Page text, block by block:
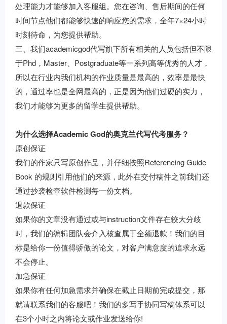
处理能力才能够加入客服组。您在咨询、售后期间的任何
时间节点他们都能够快速的响应您的需求，全年7×24小时
时刻待命，为您提供帮助。
三、我们academicgod代写旗下所有相关的人员包括但不限
于Phd，Master、Postgraduate等一系列高等优秀的人才，
所以在行业内我们机构的作业质量是最高的，效率是最快
的，通过率也是全网最高的，正是因为他们过硬的实力，
我们才能够为更多的留学生提供帮助。
为什么选择Academic God的奥克兰代写代考服务？
原创保证
我们的作家只写原创作品，并仔细按照Referencing Guide
Book 的规则引用他们的来源，此外在交付稿件之前我们还
通过抄袭检查软件检测每一份文档。
退款保证
如果你的文章没有通过或与instruction文件存在较大分歧
时，我们的编辑团队会介入核查属于全额退款！我们的目
标是给你一份值得骄傲的论文，对客户满意度的追求永远
不会停止。
加急保证
如果你有任何加急需求并确保在截止日期前完成提交，那
就请联系我们的客服吧！我们的多写手协同写稿体系可以
在3个小时之内将论文或作业发送给你!